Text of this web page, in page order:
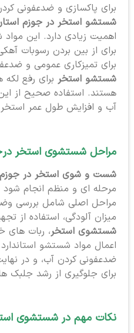
برای پاکسازی و ضدعفونی
شستشو استخر در جوزم
اهمیت زیادی دارد. این
برای از بین بردن رسوبات
برای تمیزکاری عمومی و
شستشو استخربرای رفع لکه
هستند. استفاده صحیح از
آب و افزایش طول عمر
مراحل شستشوی استخر در
شست و شوی استخر در جوزم
مرحله ای و منظم انجام شود
مراحل اصلی شامل بررسی
میزان آلودگی، استفاده از
شستشوی استخر، ربات های
اعمال مواد شستشو
برای جلوگیری از رشد جلبک
نکات مهم در شستشوی